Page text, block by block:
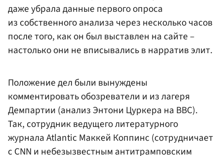
даже убрала данные первого опроса
из собственного анализа через несколько часов
после того, как он был выставлен на сайте –
настолько они не вписывались в нарратив элит.
Положение дел были вынуждены
комментировать обозреватели и из лагеря
Демпартии (анализ Энтони Цуркера на ВВС).
Так, сотрудник ведущего литературного
журнала Atlantic Маккей Коппинс (сотрудничает
с CNN и небезызвестным антитрамповским